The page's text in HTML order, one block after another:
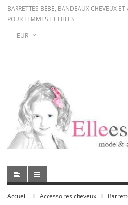
BARRETTES BÉBÉ, BANDEAUX CHEVEUX ET
POUR FEMMES ET FILLES
EUR
Accueil Accessoires cheveux